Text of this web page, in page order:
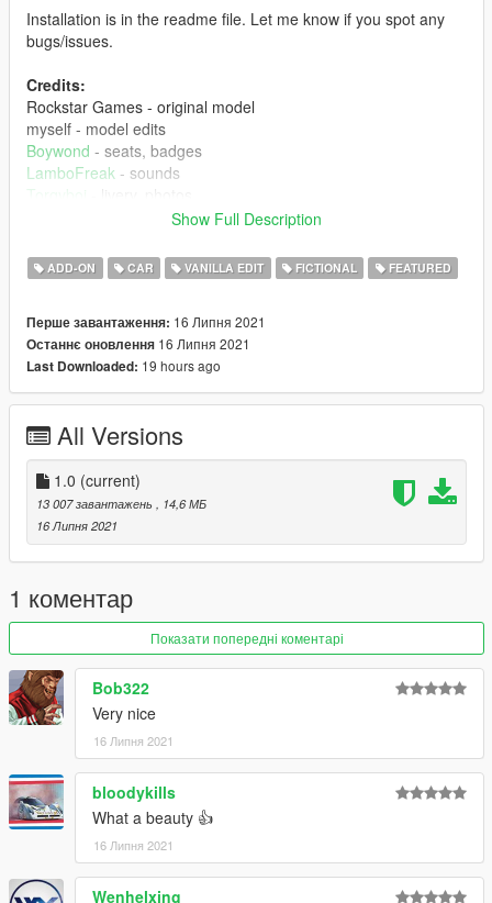
Installation is in the readme file. Let me know if you spot any
bugs/issues.
Credits:
Rockstar Games - original model
myself - model edits
Boywond - seats, badges
LamboFreak - sounds
Torqyboi
Show Full Description
ADD-ON CAR VANILLA EDIT FICTIONAL FEATURED
Перше завантаження: 16 Липня 2021
Останнє оновлення 16 Липня 2021
Last Downloaded: 19 hours ago
All Versions
1.0 (current)
13 007 завантажень
, 14,6 МБ
16 Липня 2021
1 коментар
Показати попередні коментарі
Bob322
Very nice
16 Липня 2021
bloodykills
What a beauty 👍
16 Липня 2021
Wenhelxing